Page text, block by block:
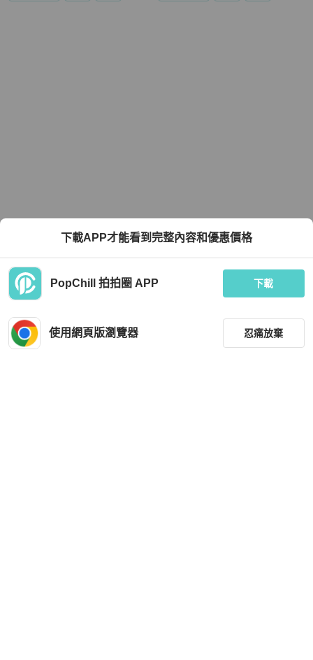
下載APP才能看到完整內容和優惠價格
PopChill 拍拍圈 APP 下載
使用網頁版瀏覽器 忍痛放棄